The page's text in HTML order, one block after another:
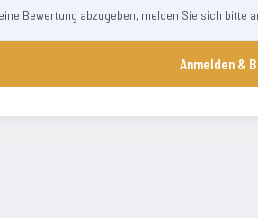
Bewertung abzugeben, melden Sie sich bitte
Anmelden &